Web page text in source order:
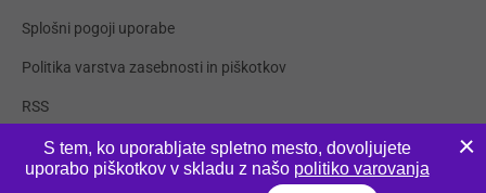
Splošni pogoji uporabe
Politika varstva zasebnosti in piškotkov
RSS
Piškotki
S tem, ko uporabljate spletno mesto, dovoljujete
uporabo piškotkov v skladu z našo politiko varovanja